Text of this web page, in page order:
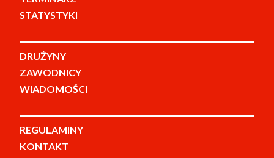
STATYSTYKI
DRUŻYNY
ZAWODNICY
WIADOMOŚCI
REGULAMINY
KONTAKT